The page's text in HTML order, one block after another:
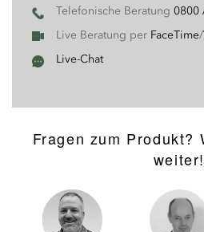
Telefonische Beratung 0800
Live Beratung per FaceTime/
Live-Chat
Fragen zum Produkt?
weiter!